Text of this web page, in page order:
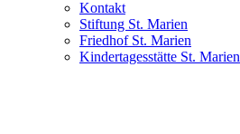
Kontakt
Stiftung St. Marien
Friedhof St. Marien
Kindertagesstätte St. Marien